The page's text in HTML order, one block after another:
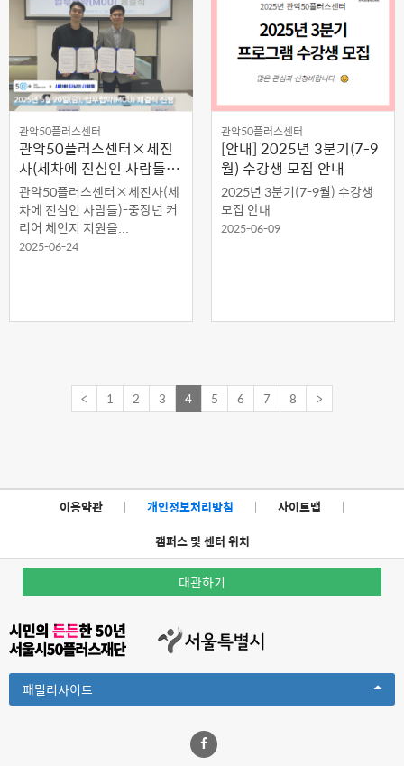
관악50플러스센터
관악50플러스센터×세진
사(세차에 진심인 사람들)-
업무협약(MOU) 체결
관악50플러스센터×세진사(세
차에 진심인 사람들)-중장년 커
리어 체인지 지원을...
2025-06-24
관악50플러스센터
[안내] 2025년 3분기(7-9
월) 수강생 모집 안내
2025년 3분기(7-9월) 수강생
모집 안내
2025-06-09
< 1 2 3 4 5 6 7 8 >
이용약관 | 개인정보처리방침 | 사이트맵
|
캠퍼스 및 센터 위치
대관하기
패밀리사이트Toggle
Dropdown